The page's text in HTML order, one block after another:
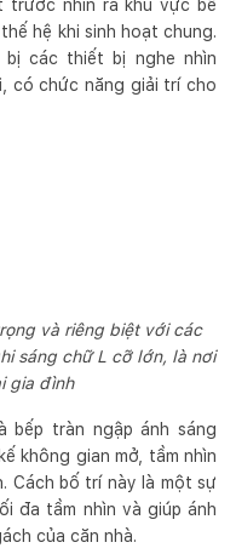
trước nhìn ra khu vực bể
hệ khi sinh hoạt chung.
các thiết bị nghe nhìn
có chức năng giải trí cho
và riêng biệt với các
sáng chữ L cỡ lớn, là nơi
gia đình
bếp tràn ngập ánh sáng
không gian mở, tầm nhìn
Cách bố trí này là một sự
đa tầm nhìn và giúp ánh
của căn nhà.